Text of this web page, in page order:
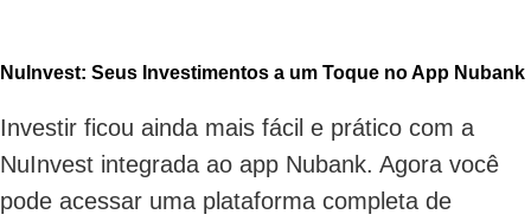
NuInvest: Seus Investimentos a um Toque no App Nubank
Investir ficou ainda mais fácil e prático com a
NuInvest integrada ao app Nubank. Agora você
pode acessar uma plataforma completa de